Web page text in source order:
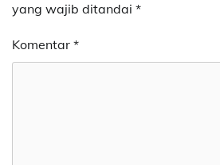
yang wajib ditandai *
Komentar *